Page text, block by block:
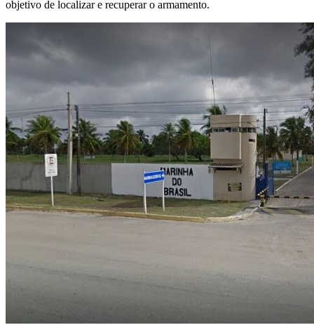
objetivo de localizar e recuperar o armamento.